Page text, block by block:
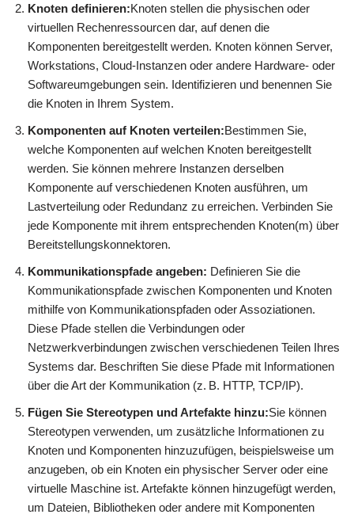
Knoten definieren:Knoten stellen die physischen oder
virtuellen Rechenressourcen dar, auf denen die
Komponenten bereitgestellt werden. Knoten können Server,
Workstations, Cloud-Instanzen oder andere Hardware- oder
Softwareumgebungen sein. Identifizieren und benennen Sie
die Knoten in Ihrem System.
Komponenten auf Knoten verteilen:Bestimmen Sie,
welche Komponenten auf welchen Knoten bereitgestellt
werden. Sie können mehrere Instanzen derselben
Komponente auf verschiedenen Knoten ausführen, um
Lastverteilung oder Redundanz zu erreichen. Verbinden Sie
jede Komponente mit ihrem entsprechenden Knoten(m) über
Bereitstellungskonnektoren.
Kommunikationspfade angeben: Definieren Sie die
Kommunikationspfade zwischen Komponenten und Knoten
mithilfe von Kommunikationspfaden oder Assoziationen.
Diese Pfade stellen die Verbindungen oder
Netzwerkverbindungen zwischen verschiedenen Teilen Ihres
Systems dar. Beschriften Sie diese Pfade mit Informationen
über die Art der Kommunikation (z. B. HTTP, TCP/IP).
Fügen Sie Stereotypen und Artefakte hinzu:Sie können
Stereotypen verwenden, um zusätzliche Informationen zu
Knoten und Komponenten hinzuzufügen, beispielsweise um
anzugeben, ob ein Knoten ein physischer Server oder eine
virtuelle Maschine ist. Artefakte können hinzugefügt werden,
um Dateien, Bibliotheken oder andere mit Komponenten